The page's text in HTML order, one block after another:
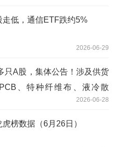
走低，通信ETF跌约5%
2026-06-29
只A股，集体公告！涉及供货
、特种纤维布、液冷散
2026-06-28
榜数据（6月26日）